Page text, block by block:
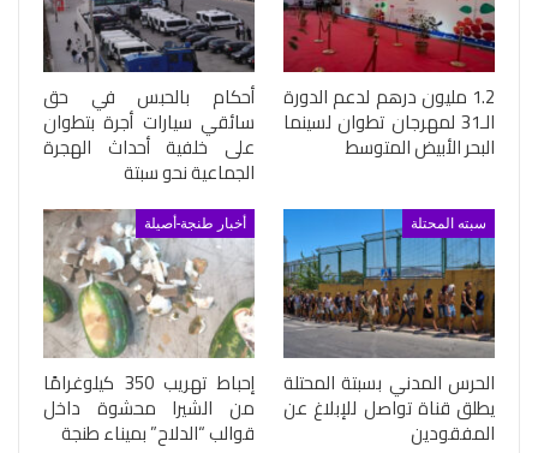
1.2 مليون درهم لدعم الدورة
الـ31 لمهرجان تطوان لسينما
البحر الأبيض المتوسط
أحكام بالحبس في حق
سائقي سيارات أجرة بتطوان
على خلفية أحداث الهجرة
الجماعية نحو سبتة
سبته المحتلة
الحرس المدني بسبتة المحتلة
يطلق قناة تواصل للإبلاغ عن
المفقودين
أخبار طنجة-أصيلة
إحباط تهريب 350 كيلوغرامًا
من الشيرا محشوة داخل
قوالب “الدلاح” بميناء طنجة